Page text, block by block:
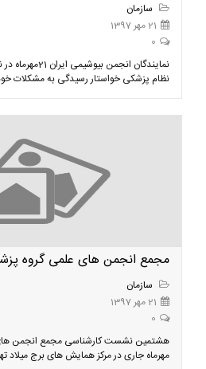
سازمان
21 مهر 1397
0
نمایندگان انجمن
نظام پزشکی خواستار رسیدگی به مشکلات
مجمع انجمن های علمی گروه
سازمان
21 مهر 1397
0
مهرماه جاری در مرکز همایش های برج میلاد